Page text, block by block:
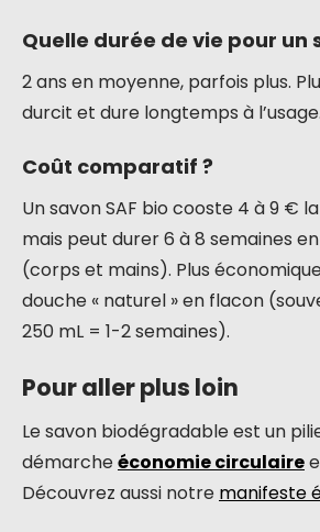
Quelle durée de vie pour un
2 ans en moyenne, parfois plus.
durcit et dure longtemps à l’usage.
Coût comparatif ?
Un savon SAF bio cooste 4 à 9 €
mais peut durer 6 à 8 semaines
(corps et mains). Plus
douche « naturel » en flacon
250 mL = 1-2 semaines).
Pour aller plus loin
Le savon biodégradable est un
démarcheéconomie circulaire
Découvrez aussi notre manifeste